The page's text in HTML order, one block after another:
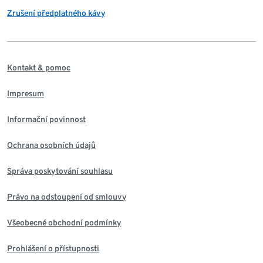
Zrušení předplatného kávy
Kontakt & pomoc
Impresum
Informační povinnost
Ochrana osobních údajů
Správa poskytování souhlasu
Právo na odstoupení od smlouvy
Všeobecné obchodní podmínky
Prohlášení o přístupnosti